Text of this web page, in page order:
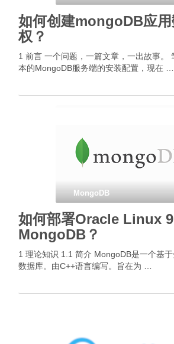
如何创建mongoDB应
权？
1 前言 一个问题，一篇文章，一出故事。
本的MongoDB服务端的安装配置，现在 …
MongoDB
如何部署Oracle Linux
MongoDB？
1 理论知识 1.1 简介 MongoDB是一个基
数据库。由C++语言编写。旨在为 …